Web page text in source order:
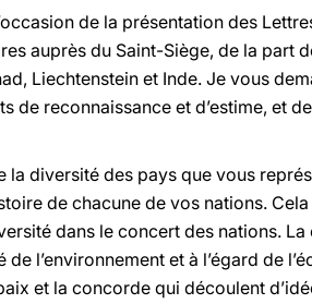
de la présentation des
auprès du Saint-Siège, de la part
Liechtenstein et Inde. Je vous
de reconnaissance et d’estime, et
diversité des pays que vous
de chacune de vos nations. Cela
dans le concert des nations.
l’environnement et à l’égard de
et la concorde qui découlent